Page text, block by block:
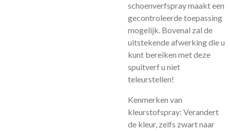
schoenverfspray maakt een
gecontroleerde toepassing
mogelijk. Bovenal zal de
uitstekende afwerking die u
kunt bereiken met deze
spuitverf u niet
teleurstellen!
Kenmerken van
kleurstofspray: Verandert
de kleur, zelfs zwart naar